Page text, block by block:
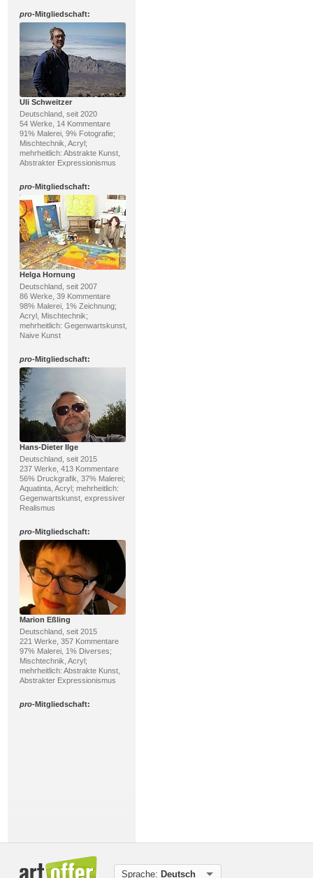
pro-Mitgliedschaft:
Uli Schweitzer
Deutschland, seit 2020
54 Werke, 14 Kommentare
91% Malerei, 9% Fotografie;
Mischtechnik, Acryl;
mehrheitlich: Abstrakte Kunst,
Abstrakter Expressionismus
pro-Mitgliedschaft:
Helga Hornung
Deutschland, seit 2007
86 Werke, 39 Kommentare
98% Malerei, 1% Zeichnung;
Acryl, Mischtechnik;
mehrheitlich: Gegenwartskunst,
Naive Kunst
pro-Mitgliedschaft:
Hans-Dieter Ilge
Deutschland, seit 2015
237 Werke, 413 Kommentare
56% Druckgrafik, 37% Malerei;
Aquatinta, Acryl; mehrheitlich:
Gegenwartskunst, expressiver
Realismus
pro-Mitgliedschaft:
Marion Eßling
Deutschland, seit 2015
221 Werke, 357 Kommentare
97% Malerei, 1% Diverses;
Mischtechnik, Acryl;
mehrheitlich: Abstrakte Kunst,
Abstrakter Expressionismus
pro-Mitgliedschaft:
57% Zeichnung, 27% Malerei;
Farbstift, Mischtechnik;
mehrheitlich: Realismus,
Sprache: Deutsch